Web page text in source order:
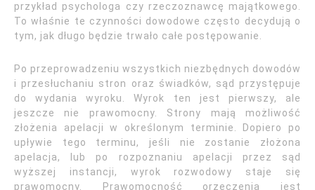
przykład psychologa czy rzeczoznawcę majątkowego.
To właśnie te czynności dowodowe często decydują o
tym, jak długo będzie trwało całe postępowanie.
Po przeprowadzeniu wszystkich niezbędnych dowodów
i przesłuchaniu stron oraz świadków, sąd przystępuje
do wydania wyroku. Wyrok ten jest pierwszy, ale
jeszcze nie prawomocny. Strony mają możliwość
złożenia apelacji w określonym terminie. Dopiero po
upływie tego terminu, jeśli nie zostanie złożona
apelacja, lub po rozpoznaniu apelacji przez sąd
wyższej instancji, wyrok rozwodowy staje się
prawomocny. Prawomocność orzeczenia jest